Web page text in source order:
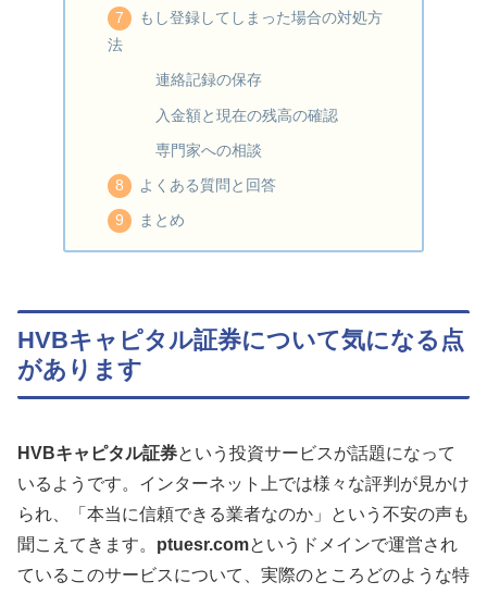
もし登録してしまった場合の対処方
法
連絡記録の保存
入金額と現在の残高の確認
専門家への相談
よくある質問と回答
まとめ
HVBキャピタル証券について気になる点
があります
HVBキャピタル証券という投資サービスが話題になって
いるようです。インターネット上では様々な評判が見かけ
られ、「本当に信頼できる業者なのか」という不安の声も
聞こえてきます。 ptuesr.comというドメインで運営され
ているこのサービスについて、実際のところどのような特